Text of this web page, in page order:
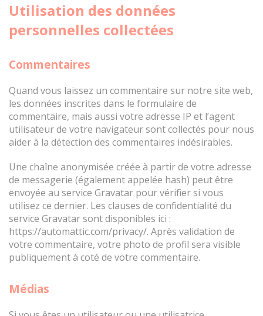
Utilisation des données
personnelles collectées
Commentaires
Quand vous laissez un commentaire sur notre site web,
les données inscrites dans le formulaire de
commentaire, mais aussi votre adresse IP et l’agent
utilisateur de votre navigateur sont collectés pour nous
aider à la détection des commentaires indésirables.
Une chaîne anonymisée créée à partir de votre adresse
de messagerie (également appelée hash) peut être
envoyée au service Gravatar pour vérifier si vous
utilisez ce dernier. Les clauses de confidentialité du
service Gravatar sont disponibles ici :
https://automattic.com/privacy/. Après validation de
votre commentaire, votre photo de profil sera visible
publiquement à coté de votre commentaire.
Médias